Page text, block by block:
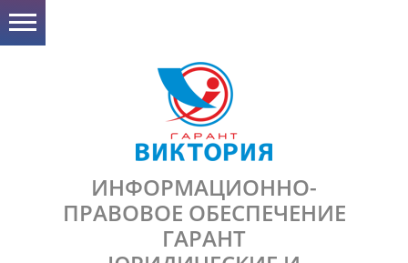
ИНФОРМАЦИОННО-
ПРАВОВОЕ ОБЕСПЕЧЕНИЕ
ГАРАНТ